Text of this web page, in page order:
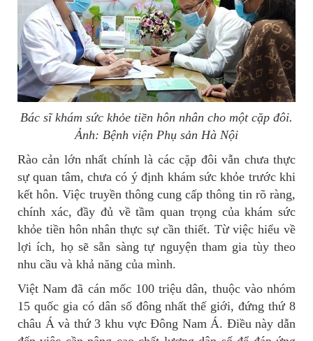
Bác sĩ khám sức khỏe tiền hôn nhân cho một cặp đôi.
Ảnh: Bệnh viện Phụ sản Hà Nội
Rào cản lớn nhất chính là các cặp đôi vẫn chưa thực
sự quan tâm, chưa có ý định khám sức khỏe trước khi
kết hôn. Việc truyền thông cung cấp thông tin rõ ràng,
chính xác, đầy đủ về tầm quan trọng của khám sức
khỏe tiền hôn nhân thực sự cần thiết. Từ việc hiểu về
lợi ích, họ sẽ sẵn sàng tự nguyện tham gia tùy theo
nhu cầu và khả năng của mình.
Việt Nam đã cán mốc 100 triệu dân, thuộc vào nhóm
15 quốc gia có dân số đông nhất thế giới, đứng thứ 8
châu Á và thứ 3 khu vực Đông Nam Á. Điều này dẫn